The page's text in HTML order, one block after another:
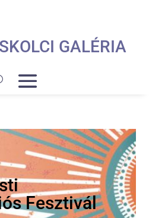
GALÉRIA
Fesztivál